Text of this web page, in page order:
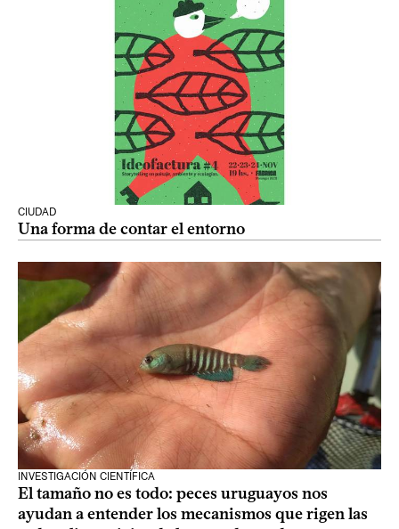
CIUDAD
Una forma de contar el entorno
INVESTIGACIÓN CIENTÍFICA
El tamaño no es todo: peces uruguayos nos
ayudan a entender los mecanismos que rigen las